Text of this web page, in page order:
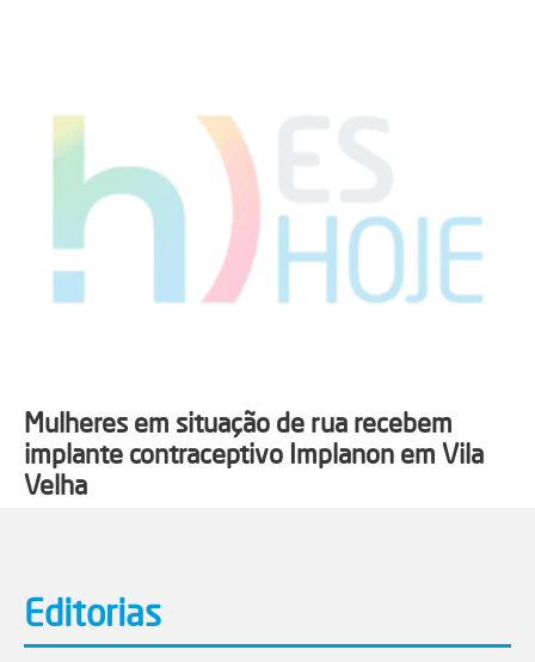
Mulheres em situação de rua recebem
implante contraceptivo Implanon em Vila
Velha
Editorias